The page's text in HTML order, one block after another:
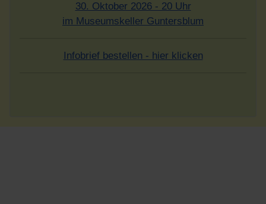
30. Oktober 2026 - 20 Uhr
im Museumskeller Guntersblum
Infobrief bestellen - hier klicken